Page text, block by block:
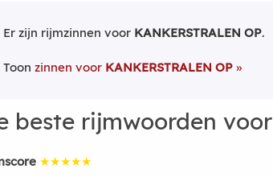
Er zijn rijmzinnen voor KANKERSTRALEN OP.
Toon zinnen voor KANKERSTRALEN OP
beste rijmwoorden voor
★★★★★